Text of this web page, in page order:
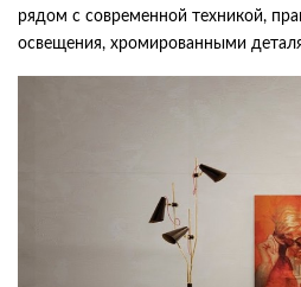
рядом с современной техникой,
освещения, хромированными